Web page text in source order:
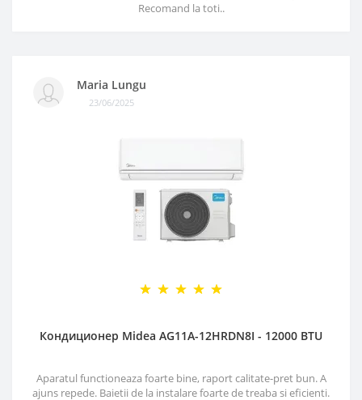
Recomand la toti..
Maria Lungu
23/06/2025
Кондиционер Midea AG11A-12HRDN8I - 12000 BTU
Aparatul functioneaza foarte bine, raport calitate-pret bun. A
ajuns repede. Baietii de la instalare foarte de treaba si eficienti.